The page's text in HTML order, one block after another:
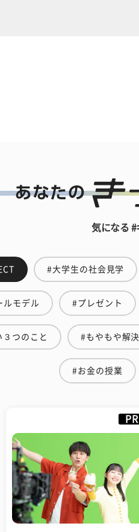
気になる #
#大学生の社会見学
ルモデル #プレゼント
つのこと #もやもや解
#お金の授業
PR